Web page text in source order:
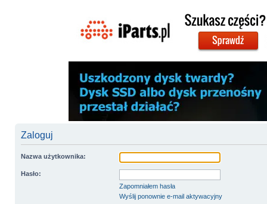
Zaloguj
Nazwa użytkownika:
Hasło:
Zapomniałem hasła
Wyślij ponownie e-mail aktywacyjny